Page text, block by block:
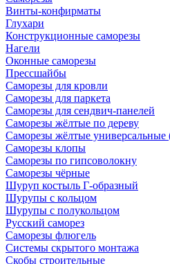
Винты-конфирматы
Глухари
Конструкционные саморезы
Нагели
Оконные саморезы
Прессшайбы
Саморезы для кровли
Саморезы для паркета
Саморезы для сендвич-панелей
Саморезы жёлтые по дереву
Саморезы жёлтые
Саморезы клопы
Саморезы по гипсоволокну
Саморезы чёрные
Шуруп костыль Г-образный
Шурупы с кольцом
Шурупы с полукольцом
Русский саморез
Саморезы флюгель
Системы скрытого монтажа
Скобы строительные